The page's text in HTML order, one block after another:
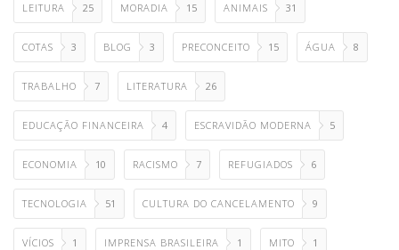
LEITURA 25 MORADIA 15 ANIMAIS 31
COTAS 3 BLOG 3 PRECONCEITO 15 ÁGUA 8
TRABALHO 7 LITERATURA 26
EDUCAÇÃO FINANCEIRA 4 ESCRAVIDÃO MODERNA 5
ECONOMIA 10 RACISMO 7 REFUGIADOS 6
TECNOLOGIA 51 CULTURA DO CANCELAMENTO 9
VÍCIOS 1 IMPRENSA BRASILEIRA 1 MITO 1